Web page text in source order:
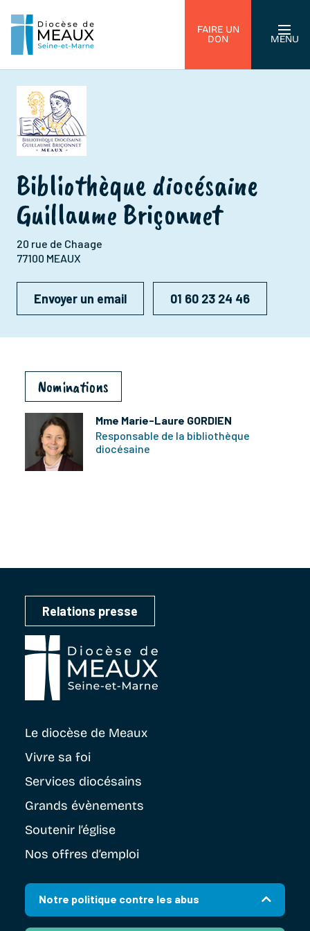
FAIRE UN
DON
MENU
Bibliothèque diocésaine
Guillaume Briçonnet
20 rue de Chaage
77100 MEAUX
Envoyer un email 01 60 23 24 46
Nominations
Mme Marie-Laure GORDIEN
Responsable de la bibliothèque
diocésaine
Relations presse
Le diocèse de Meaux
Vivre sa foi
Services diocésains
Grands évènements
Soutenir l’église
Nos offres d’emploi
Notre politique contre les abus